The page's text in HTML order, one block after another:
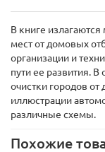
В книге
мест от домовых
организации и
пути ее развития. В
очистки городов от
иллюстрации
различные схемы.
Похожие